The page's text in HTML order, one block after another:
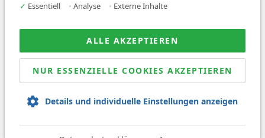
Über uns
News
© 2026 Sanovetis. All rights reserved.
✓ Essentiell • Analyse • Externe Inhalte
ALLE AKZEPTIEREN
NUR ESSENZIELLE COOKIES AKZEPTIEREN
Details und individuelle Einstellungen anzeigen